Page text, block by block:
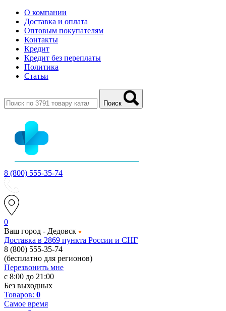
О компании
Доставка и оплата
Оптовым покупателям
Контакты
Кредит
Кредит без переплаты
Политика
Статьи
Поиск
8 (800) 555-35-74
0
Ваш город - Дедовск
Доставка в 2869 пункта России и СНГ
8 (800) 555-35-74
(бесплатно для регионов)
Перезвонить мне
с 8:00 до 21:00
Без выходных
Товаров: 0
Самое время